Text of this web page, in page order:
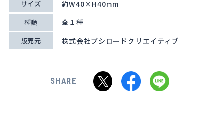
サイズ 約W40×H40mm
種類 全１種
販売元 株式会社ブシロードクリエイティブ
SHARE